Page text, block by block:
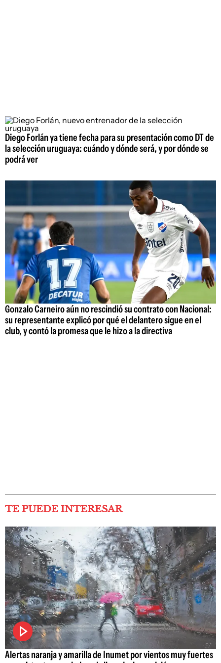
Diego Forlán ya tiene fecha para su presentación como DT de
la selección uruguaya: cuándo y dónde será, y por dónde se
podrá ver
Gonzalo Carneiro aún no rescindió su contrato con Nacional:
su representante explicó por qué el delantero sigue en el
club, y contó la promesa que le hizo a la directiva
TE PUEDE INTERESAR
Alertas naranja y amarilla de Inumet por vientos muy fuertes